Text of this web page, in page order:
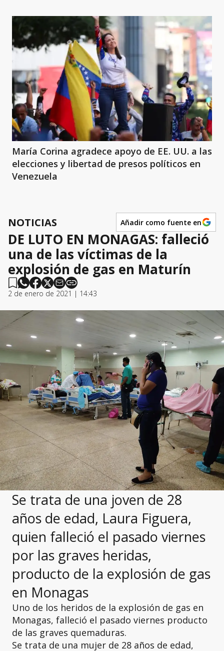
María Corina agradece apoyo de EE. UU. a las
elecciones y libertad de presos políticos en
Venezuela
NOTICIAS Añadir como fuente en
DE LUTO EN MONAGAS: falleció
una de las víctimas de la
explosión de gas en Maturín
2 de enero de 2021 | 14:43
Se trata de una joven de 28
años de edad, Laura Figuera,
quien falleció el pasado viernes
por las graves heridas,
producto de la explosión de gas
en Monagas
Uno de los heridos de la explosión de gas en
Monagas, falleció el pasado viernes producto
de las graves quemaduras.
Se trata de una mujer de 28 años de edad,